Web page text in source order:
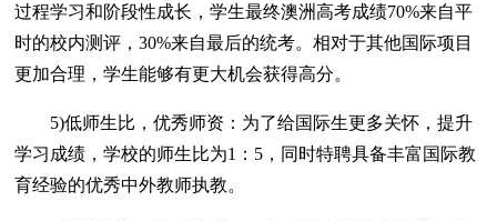
过程学习和阶段性成长，学生最终澳洲高考成绩70%来自平
时的校内测评，30%来自最后的统考。相对于其他国际项目
更加合理，学生能够有更大机会获得高分。
5)低师生比，优秀师资：为了给国际生更多关怀，提升
学习成绩，学校的师生比为1：5，同时特聘具备丰富国际教
育经验的优秀中外教师执教。